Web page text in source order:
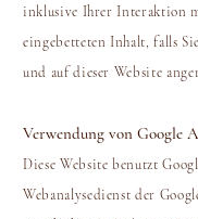
inklusive Ihrer Interaktion
eingebetteten Inhalt, falls
und auf dieser Website
Verwendung von Google
Diese Website benutzt
Webanalysedienst der